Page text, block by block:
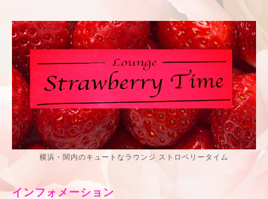
横浜・関内のキュートなラウンジ ストロベリータイム
インフォメーション